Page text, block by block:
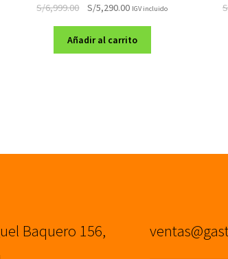
S/6,999.00
El
original
era:
S/5,290.00El
actual
es:
IGV incluido
Añadir al carrito
Baquero 156,